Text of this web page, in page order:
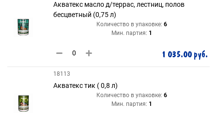
Акватекс масло д/террас, лестниц, полов
бесцветный (0,75 л)
Количество в упаковке: 6
Мин. партия: 1
1 035.00 руб.
18113
Акватекс тик ( 0,8 л)
Количество в упаковке: 6
Мин. партия: 1